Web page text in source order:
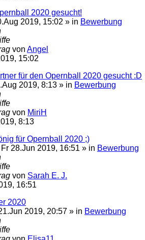
2020 gesucht!
2019, 15:02 » in Bewerbung
von Angel
15:02
für den Opernball 2020 gesucht :D
2019, 8:13 » in Bewerbung
von MiriH
8:13
für Opernball 2020 ;)
Fr 28.Jun 2019, 16:51 » in Bewerbung
von Sarah E. J.
16:51
2020
2019, 20:57 » in Bewerbung